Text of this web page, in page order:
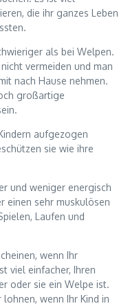
die ihr ganzes Leben
als bei Welpen.
vermeiden und man
nach Hause nehmen.
großartige
aufgezogen
sie wie ihre
und weniger energisch
einen sehr muskulösen
Laufen und
wenn Ihr
viel einfacher, Ihren
oder sie ein Welpe ist.
wenn Ihr Kind in